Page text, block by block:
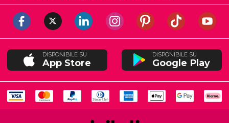
DISPONIBILE SU
App Store
DISPONIBILE SU
Google Play